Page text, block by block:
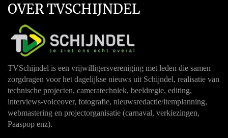
OVER TVSCHIJNDEL
TVSchijndel is een vrijwilligersvereniging met leden die samen
zorgdragen voor het dagelijkse nieuws uit Schijndel, realisatie van
technische projecten, cameratechniek, beeldregie, editing,
interviews-voiceover, fotografie, nieuwsredactie/itemplanning,
webmastering en projectorganisatie (carnaval, verkiezingen,
Paaspop enz).